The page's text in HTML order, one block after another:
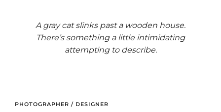
A gray cat slinks past a wooden house.
There’s something a little intimidating
attempting to describe.
PHOTOGRAPHER / DESIGNER